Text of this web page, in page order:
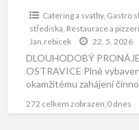
Catering a svatby, Gastro
střediska, Restaurace a
Jan.rebicek
22. 5. 2026
DLOUHODOBÝ
OSTRAVICE Plně
okamžitému zahájení
272 celkem zobrazen,0 dnes